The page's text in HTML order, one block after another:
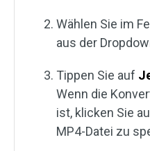
Wählen Sie im
aus der
Tippen Sie auf
Wenn die
ist, klicken Sie
MP4-Datei zu